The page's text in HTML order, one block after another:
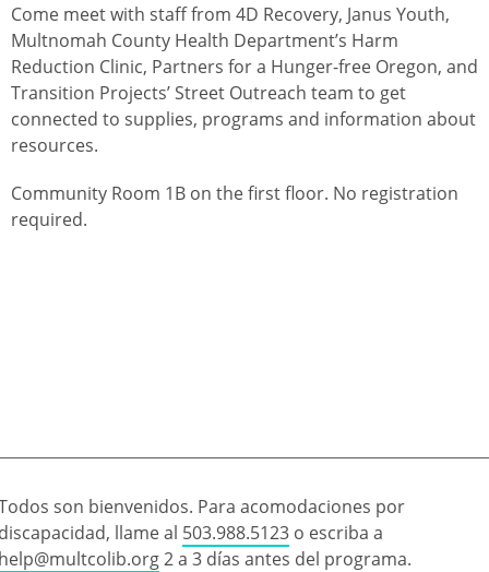
Come meet with staff from 4D Recovery, Janus Youth,
Multnomah County Health Department’s Harm
Reduction Clinic, Partners for a Hunger-free Oregon, and
Transition Projects’ Street Outreach team to get
connected to supplies, programs and information about
resources.
Community Room 1B on the first floor. No registration
required.
son bienvenidos. Para acomodaciones por
llame al 503.988.5123 o escriba a
2 a 3 días antes del programa.